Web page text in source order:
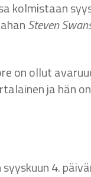
kolmistaan
Steven
on ollut
ja hän
4.